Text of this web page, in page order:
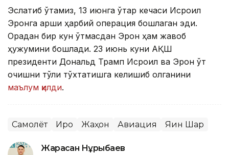
Эслатиб ўтамиз, 13 июнга ўтар кечаси Исроил
Эронга қарши ҳарбий операция бошлаган эди.
Орадан бир кун ўтмасдан Эрон ҳам жавоб
ҳужумини бошлади. 23 июнь куни АҚШ
президенти Дональд Трамп Исроил ва Эрон ўт
очишни тўлиқ тўхтатишга келишиб олганини
маълум қилди.
Самолёт Ироқ Жаҳон Авиация Яқин Шарқ
Жарасқан Нұрыбаев